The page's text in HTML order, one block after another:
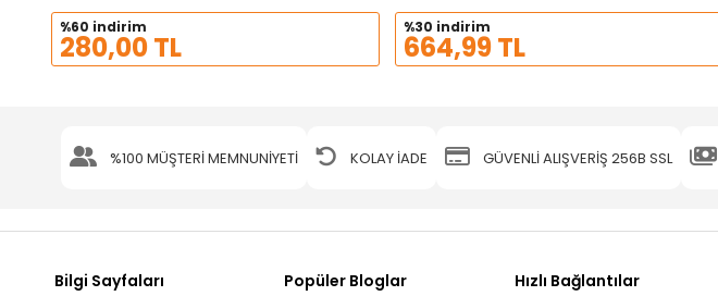
%60 indirim
280,00 TL
%30 indirim
664,99 TL
%100 MÜŞTERİ MEMNUNİYETİ KOLAY İADE GÜVENLİ ALIŞVERİŞ 256B SSL
Bilgi Sayfaları
Popüler Bloglar
Hızlı Bağlantılar